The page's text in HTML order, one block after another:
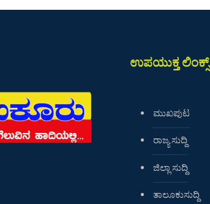
ಉಪಯುಕ್ತ ಲಿಂಕ್ಸ್
ಮುಖಪುಟ
ರಾಜ್ಯ ಸುದ್ದಿ
ಜಿಲ್ಲಾ ಸುದ್ದಿ
ತಾಲೂಕುಸುದ್ದಿ